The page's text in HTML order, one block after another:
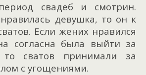
свадеб и смотрин.
девушка, то он к
Если жених нравился
согласна была выйти за
сватов принимали за
с угощениями.